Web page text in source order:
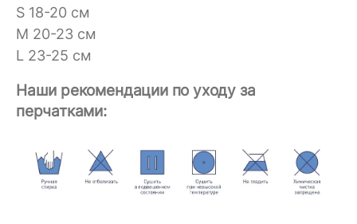
S 18-20 см
M 20-23 см
L 23-25 см
Наши рекомендации по уходу за
перчатками: